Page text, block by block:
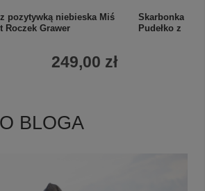
pozytywką niebieska Miś
Roczek Grawer
249,00 zł
Skarbonka
Pudełko z
BLOGA